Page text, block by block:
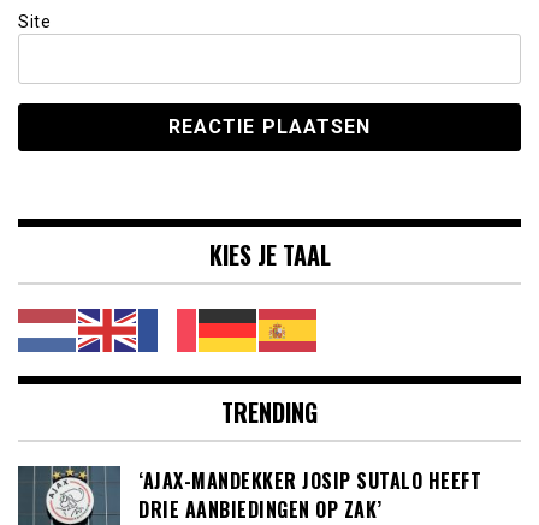
Site
KIES JE TAAL
TRENDING
‘AJAX-MANDEKKER JOSIP SUTALO HEEFT
DRIE AANBIEDINGEN OP ZAK’